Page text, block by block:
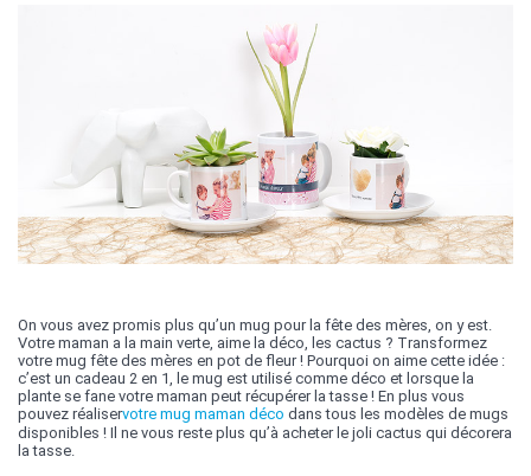
On vous avez promis plus qu’un mug pour la fête des mères, on y est.
Votre maman a la main verte, aime la déco, les cactus ? Transformez
votre mug fête des mères en pot de fleur ! Pourquoi on aime cette idée :
c’est un cadeau 2 en 1, le mug est utilisé comme déco et lorsque la
plante se fane votre maman peut récupérer la tasse ! En plus vous
pouvez réaliservotre mug maman déco dans tous les modèles de mugs
disponibles ! Il ne vous reste plus qu’à acheter le joli cactus qui décorera
la tasse.